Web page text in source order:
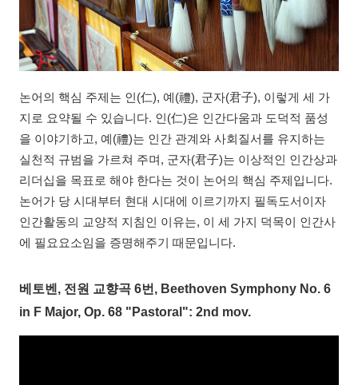
논어의 핵심 주제는 인(仁), 예(禮), 군자(君子), 이렇게 세 가
지로 요약될 수 있습니다. 인(仁)은 인간다움과 도덕적 품성
을 이야기하고, 예(禮)는 인간 관계와 사회질서를 유지하는
실천적 규범을 가르쳐 주며, 군자(君子)는 이상적인 인간상과
리더십을 목표로 해야 한다는 것이 논어의 핵심 주제입니다.
논어가 당 시대부터 현대 시대에 이르기까지 필독도서이자
인간활동의 교양적 지침인 이유는, 이 세 가지 덕목이 인간사
에 필요요소임을 증명해주기 때문입니다.
베토벤, 전원 교향곡 6번, Beethoven Symphony No. 6
in F Major, Op. 68 "Pastoral": 2nd mov.